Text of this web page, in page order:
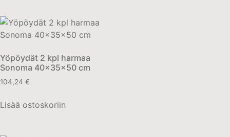
Yöpöydät 2 kpl harmaa
Sonoma 40x35x50 cm
104,24 €
Lisää ostoskoriin